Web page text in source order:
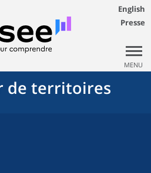
English
Presse
MENU
de territoires